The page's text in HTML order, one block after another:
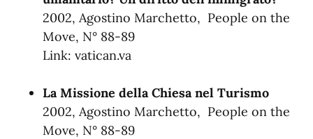
2002, Agostino Marchetto, People on the
Move, N° 88-89
Link:vatican.va
La Missione della Chiesa nel Turismo
2002, Agostino Marchetto, People on the
Move, N° 88-89